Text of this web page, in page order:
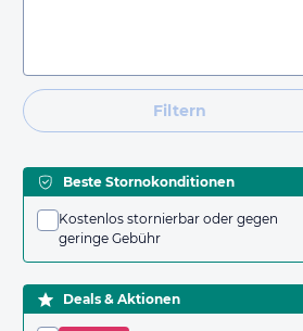
Filtern
Beste Stornokonditionen
Kostenlos stornierbar oder gegen
geringe Gebühr
Deals & Aktionen